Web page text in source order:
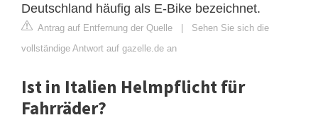
Deutschland häufig als E-Bike bezeichnet.
Antrag auf Entfernung der Quelle | Sehen Sie sich die
vollständige Antwort auf gazelle.de an
Ist in Italien Helmpflicht für
Fahrräder?